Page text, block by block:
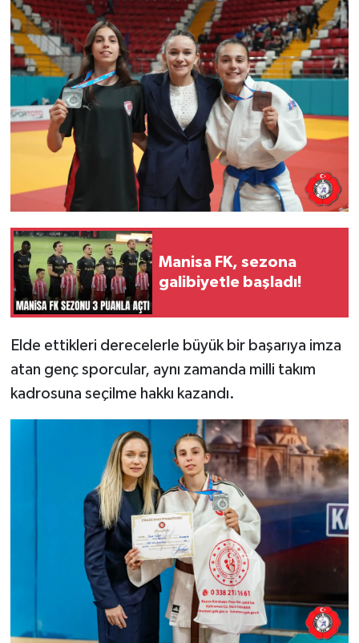
Manisa FK, sezona
galibiyetle başladı!
Elde ettikleri derecelerle büyük bir başarıya imza
atan genç sporcular, aynı zamanda milli takım
kadrosuna seçilme hakkı kazandı.